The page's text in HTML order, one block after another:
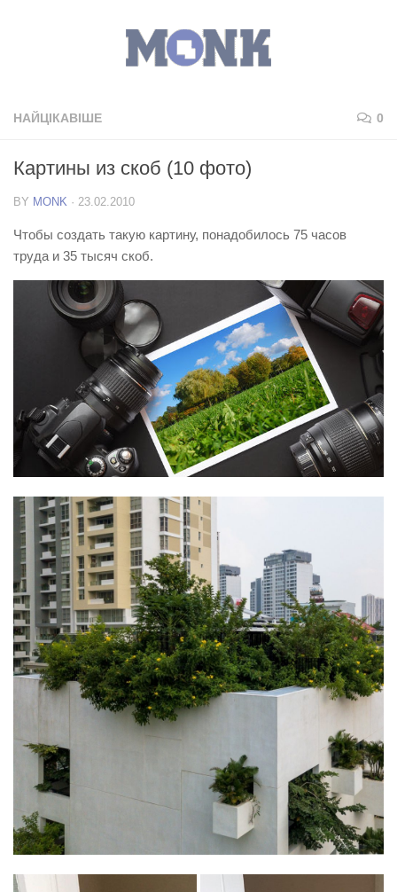
НАЙЦІКАВІШЕ 0
Картины из скоб (10 фото)
BY MONK · 23.02.2010
Чтобы создать такую картину, понадобилось 75 часов
труда и 35 тысяч скоб.